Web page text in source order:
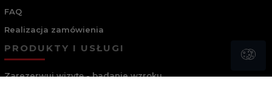
FAQ
Realizacja zamówienia
PRODUKTY I USŁUGI
Zarezerwuj wizytę - badanie wzroku